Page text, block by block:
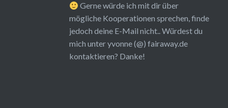
Gerne würde ich mit dir über
mögliche Kooperationen sprechen, finde
jedoch deine E-Mail nicht.. Würdest du
mich unter yvonne (@) fairaway.de
kontaktieren? Danke!